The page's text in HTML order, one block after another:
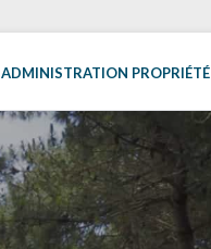
ADMINISTRATION PROPRIÉTÉ